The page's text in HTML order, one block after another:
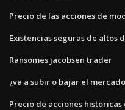
Precio de las acciones de
Existencias seguras de altos
Ransomes jacobsen trader
¿va a subir o bajar el
Precio de acciones históricas